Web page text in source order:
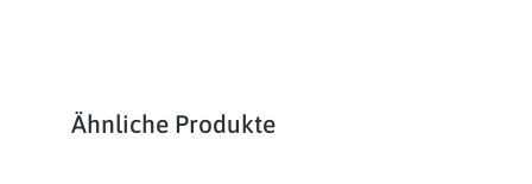
Produktgalerie überspringen
Ähnliche Produkte